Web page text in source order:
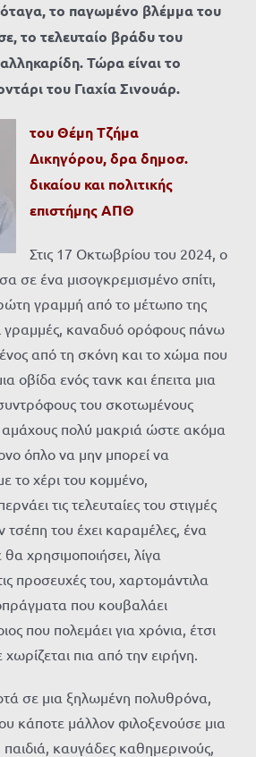
το παγωμένο βλέμμα του
το τελευταίο βράδυ του
Τώρα είναι το
του Γιαχία Σινουάρ.
του Θέμη Τζήμα
Δικηγόρου, δρα δημοσ.
δικαίου και πολιτικής
επιστήμης ΑΠΘ
Στις 17 Οκτωβρίου του 2024, ο
σε ένα μισογκρεμισμένο σπίτι,
γραμμή από το μέτωπο της
γραμμές, καναδυό ορόφους πάνω
από τη σκόνη και το χώμα που
οβίδα ενός τανκ και έπειτα μια
του σκοτωμένους
αμάχους πολύ μακριά ώστε ακόμα
όπλο να μην μπορεί να
το χέρι του κομμένο,
τις τελευταίες του στιγμές
τσέπη του έχει καραμέλες, ένα
χρησιμοποιήσει, λίγα
προσευχές του, χαρτομάντιλα
που κουβαλάει
που πολεμάει για χρόνια, έτσι
πια από την ειρήνη.
σε μια ξηλωμένη πολυθρόνα,
κάποτε μάλλον φιλοξενούσε μια
παιδιά, καυγάδες καθημερινούς,